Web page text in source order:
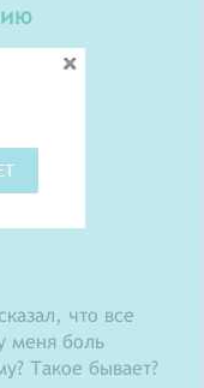
что все
меня боль
Такое бывает?